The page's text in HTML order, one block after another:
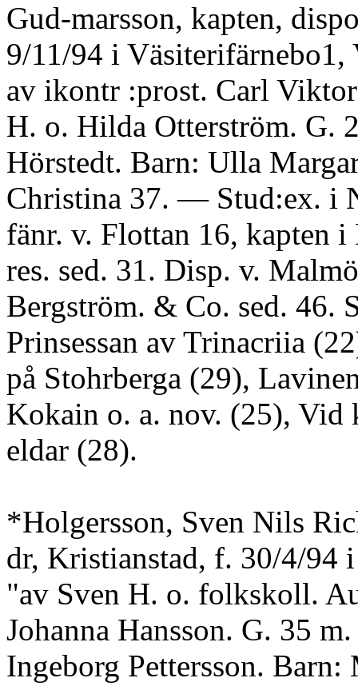
Gud-marsson, kapten,
9/11/94 i Väsiterifärnebo1,
av ikontr :prost. Carl
H. o. Hilda Otterström. G.
Hörstedt. Barn: Ulla
Christina 37. — Stud:ex. i
fänr. v. Flottan 16, kapten i
res. sed. 31. Disp. v.
Bergström. & Co. sed. 46.
Prinsessan av Trinacriia
på Stohrberga (29),
Kokain o. a. nov. (25), Vid
eldar (28).
*Holgersson, Sven Nils
dr, Kristianstad, f. 30/4/94
"av Sven H. o. folkskoll.
Johanna Hansson. G. 35
Ingeborg Pettersson. Barn: